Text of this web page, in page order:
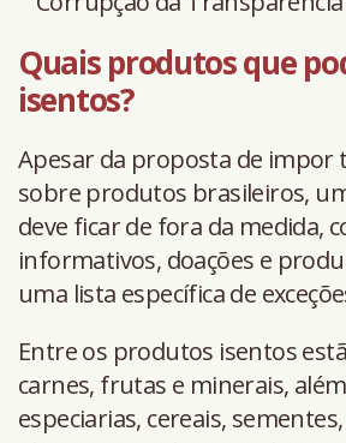
Quais produtos que
isentos?
Apesar da proposta de impor
sobre produtos brasileiros,
deve ficar de fora da medida,
informativos, doações e
uma lista específica de
Entre os produtos isentos
carnes, frutas e minerais,
especiarias, cereais,